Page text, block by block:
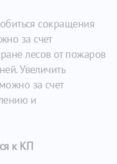
сокращения
за счет
лесов от пожаров
Увеличить
за счет
и
к КП